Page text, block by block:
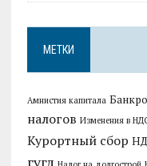
МЕТКИ
Амнистия капитала
налогов Изменения в
Курортный сбор
гугл